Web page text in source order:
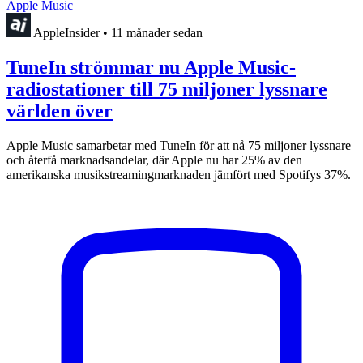
Apple Music
AppleInsider • 11 månader sedan
TuneIn strömmar nu Apple Music-
radiostationer till 75 miljoner lyssnare
världen över
Apple Music samarbetar med TuneIn för att nå 75 miljoner lyssnare
och återfå marknadsandelar, där Apple nu har 25% av den
amerikanska musikstreamingmarknaden jämfört med Spotifys 37%.